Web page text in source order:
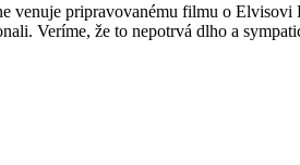
venuje pripravovanému filmu o
Veríme, že to nepotrvá dlho a